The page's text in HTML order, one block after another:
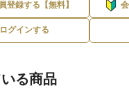
登録する【無料】
ログインする
る商品